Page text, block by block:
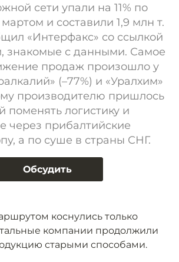
сети упали на 11% по
и составили 1,9 млн т.
«Интерфакс» со ссылкой
знакомые с данными. Самое
продаж произошло у
(–77%) и «Уралхим»
производителю пришлось
поменять логистику и
через прибалтийские
а по суше в страны СНГ.
Обсудить
коснулись только
компании продолжили
старыми способами.